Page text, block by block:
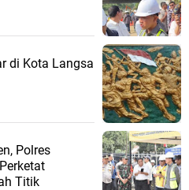
di Kota Langsa
Polres
Titik